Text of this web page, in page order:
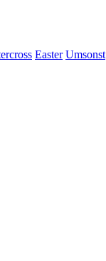
Easter Umsonst